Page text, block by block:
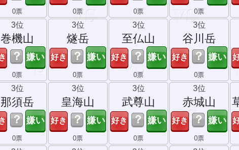
0票 0票 0票 0票
3位
巻機山
？
0票
3位
燧岳
？
0票
3位
至仏山
？
0票
3位
谷川岳
？
0票
3位
那須岳
？
0票
3位
皇海山
？
0票
3位
武尊山
？
0票
3位
赤城山
？
0票